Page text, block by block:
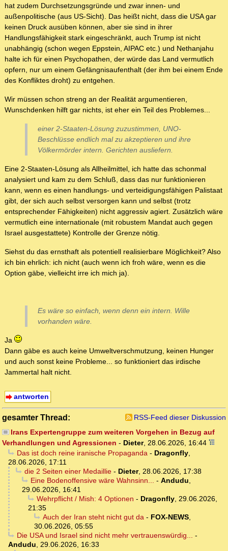
hat zudem Durchsetzungsgründe und zwar innen- und
außenpolitische (aus US-Sicht). Das heißt nicht, dass die USA gar
keinen Druck ausüben können, aber sie sind in ihrer
Handlungsfähigkeit stark eingeschränkt, auch Trump ist nicht
unabhängig (schon wegen Eppstein, AIPAC etc.) und Nethanjahu
halte ich für einen Psychopathen, der würde das Land vermutlich
opfern, nur um einem Gefängnisaufenthalt (der ihm bei einem Ende
des Konfliktes droht) zu entgehen.
Wir müssen schon streng an der Realität argumentieren,
Wunschdenken hilft gar nichts, ist eher ein Teil des Problemes...
einer 2-Staaten-Lösung zuzustimmen, UNO-
Beschlüsse endlich mal zu akzeptieren und ihre
Völkermörder intern. Gerichten ausliefern.
Eine 2-Staaten-Lösung als Allheilmittel, ich hatte das schonmal
analysiert und kam zu dem Schluß, dass das nur funktionieren
kann, wenn es einen handlungs- und verteidigungsfähigen Palistaat
gibt, der sich auch selbst versorgen kann und selbst (trotz
entsprechender Fähigkeiten) nicht aggressiv agiert. Zusätzlich wäre
vermutlich eine internationale (mit robustem Mandat auch gegen
Israel ausgestattete) Kontrolle der Grenze nötig.
Siehst du das ernsthaft als potentiell realisierbare Möglichkeit? Also
ich bin ehrlich: ich nicht (auch wenn ich froh wäre, wenn es die
Option gäbe, vielleicht irre ich mich ja).
Es wäre so einfach, wenn denn ein intern. Wille
vorhanden wäre.
Ja
Dann gäbe es auch keine Umweltverschmutzung, keinen Hunger
und auch sonst keine Probleme... so funktioniert das irdische
Jammertal halt nicht.
antworten
gesamter Thread:
RSS-Feed dieser Diskussion
Irans Expertengruppe zum weiteren Vorgehen in Bezug auf
Verhandlungen und Agressionen - Dieter, 28.06.2026, 16:44
Das ist doch reine iranische Propaganda- Dragonfly,
28.06.2026, 17:11
die 2 Seiten einer Medaillie- Dieter, 28.06.2026, 17:38
Eine Bodenoffensive wäre Wahnsinn... - Andudu,
29.06.2026, 16:41
Wehrpflicht / Mish: 4 Optionen - Dragonfly, 29.06.2026,
21:35
Auch der Iran steht nicht gut da- FOX-NEWS,
30.06.2026, 05:55
Die USA und Israel sind nicht mehr vertrauenswürdig... -
Andudu, 29.06.2026, 16:33